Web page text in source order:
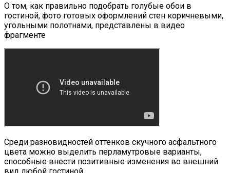
О том, как правильно подобрать голубые обои в
гостиной, фото готовых оформлений стен коричневыми,
угольными полотнами, представлены в видео
фрагменте
Среди разновидностей оттенков скучного асфальтного
цвета можно выделить перламутровые варианты,
способные внести позитивные изменения во внешний
вид любой гостиной.